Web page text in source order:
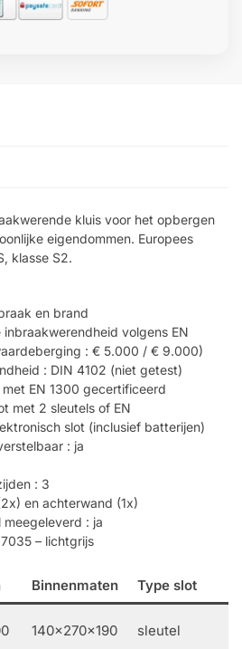
kluis voor het opbergen
eigendommen. Europees
klasse S2.
en brand
volgens EN
: € 5.000 / € 9.000)
: DIN 4102 (niet getest)
EN 1300 gecertificeerd
met 2 sleutels of EN
slot (inclusief batterijen)
: ja
: 3
en achterwand (1x)
: ja
– lichtgrijs
Binnenmaten Type slot
140x270x190 sleutel